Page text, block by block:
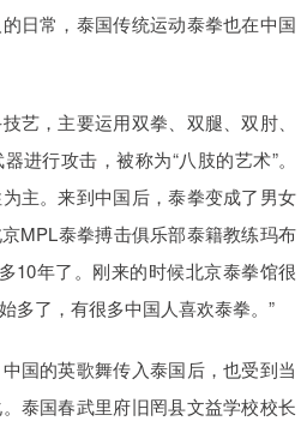
日常，泰国传统运动泰拳也在中国
艺，主要运用双拳、双腿、双肘、
进行攻击，被称为“八肢的艺术”。
主。来到中国后，泰拳变成了男女
MPL泰拳搏击俱乐部泰籍教练玛布
10年了。刚来的时候北京泰拳馆很
多了，有很多中国人喜欢泰拳。”
国的英歌舞传入泰国后，也受到当
泰国春武里府旧罔县文益学校校长